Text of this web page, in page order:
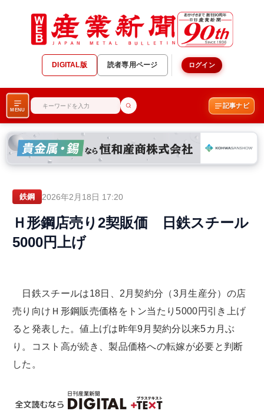
DIGITAL版 読者専用ページ ログイン
MENU
記事ナビ
鉄鋼 2026年2月18日 17:20
Ｈ形鋼店売り2契販価 日鉄スチール
5000円上げ
日鉄スチールは18日、2月契約分（3月生産分）の店
売り向けＨ形鋼販売価格をトン当たり5000円引き上げ
ると発表した。値上げは昨年9月契約分以来5カ月ぶ
り。コスト高が続き、製品価格への転嫁が必要と判断
した。